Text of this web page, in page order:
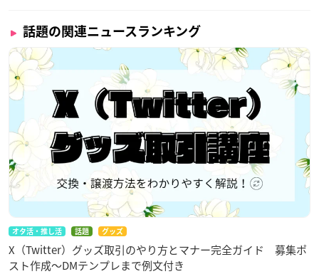
話題の関連ニュースランキング
オタ活・推し活 話題 グッズ
X（Twitter）グッズ取引のやり方とマナー完全ガイド 募集ポ
スト作成〜DMテンプレまで例文付き